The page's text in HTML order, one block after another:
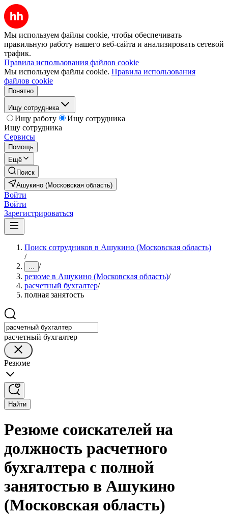
Мы используем файлы cookie, чтобы обеспечивать
правильную работу нашего веб-сайта и анализировать сетевой
трафик.
Правила использования файлов cookie
Мы используем файлы cookie. Правила использования
файлов cookie
Понятно
Ищу сотрудника
Ищу работу
Ищу сотрудника
Ищу сотрудника
Сервисы
Помощь
Ещё
Поиск
Ашукино (Московская область)
Войти
Войти
Зарегистрироваться
Поиск сотрудников в Ашукино (Московская область)
/
... /
резюме в Ашукино (Московская область)/
расчетный бухгалтер/
полная занятость
расчетный бухгалтер
Резюме
Найти
Резюме соискателей на
должность расчетного
бухгалтера с полной
занятостью в Ашукино
(Московская область)